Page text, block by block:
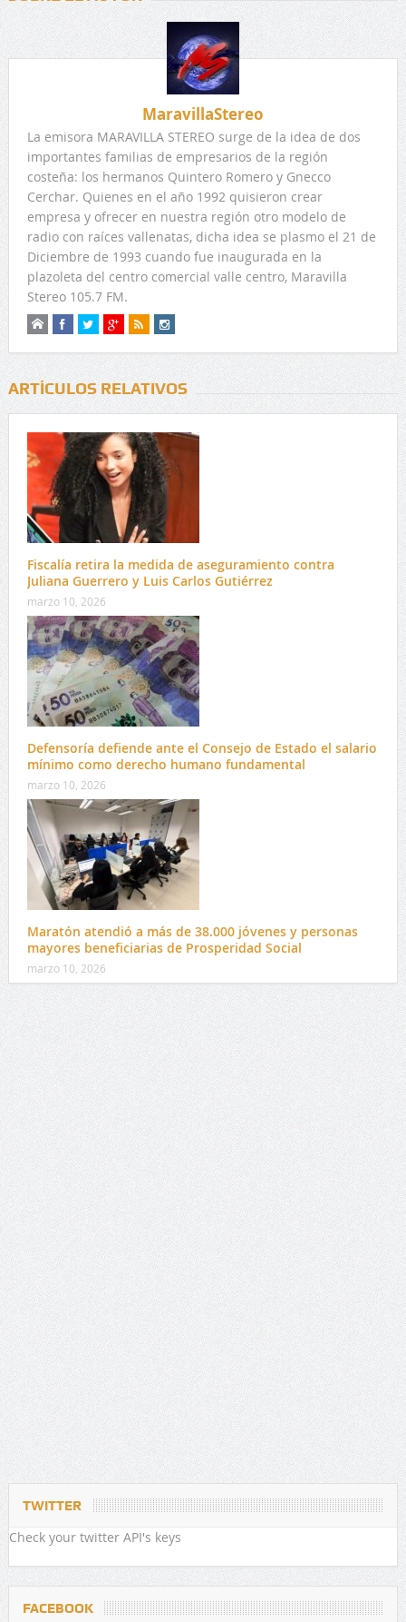
MaravillaStereo
La emisora MARAVILLA STEREO surge de la idea de dos
importantes familias de empresarios de la región
costeña: los hermanos Quintero Romero y Gnecco
Cerchar. Quienes en el año 1992 quisieron crear
empresa y ofrecer en nuestra región otro modelo de
radio con raíces vallenatas, dicha idea se plasmo el 21 de
Diciembre de 1993 cuando fue inaugurada en la
plazoleta del centro comercial valle centro, Maravilla
Stereo 105.7 FM.
ARTÍCULOS RELATIVOS
Fiscalía retira la medida de aseguramiento contra
Juliana Guerrero y Luis Carlos Gutiérrez
marzo 10, 2026
Defensoría defiende ante el Consejo de Estado el salario
mínimo como derecho humano fundamental
marzo 10, 2026
Maratón atendió a más de 38.000 jóvenes y personas
mayores beneficiarias de Prosperidad Social
marzo 10, 2026
TWITTER
Check your twitter API's keys
FACEBOOK